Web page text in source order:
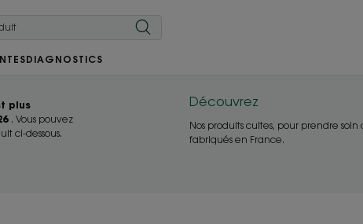
DIAGNOSTICS
plus
. Vous pouvez
ci-dessous.
Découvrez
Nos produits cultes, pour prendre
fabriqués en France.